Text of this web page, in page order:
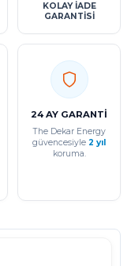
KOLAY İADE
GARANTİSİ
24 AY GARANTİ
The Dekar Energy
güvencesiyle2 yıl
koruma.